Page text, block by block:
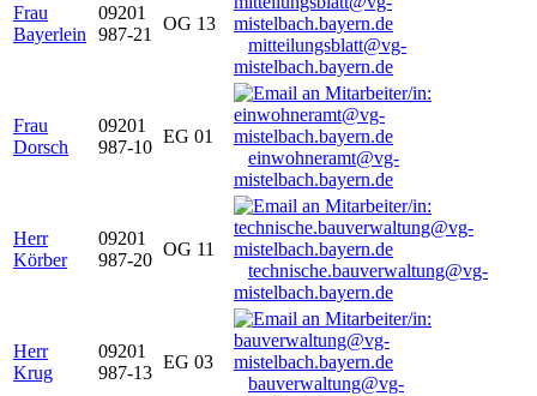
Frau
Bayerlein
09201
987-21
OG 13
mitteilungsblatt@vg-
mistelbach.bayern.de
Frau
Dorsch
09201
987-10
EG 01
einwohneramt@vg-
mistelbach.bayern.de
Herr
Körber
09201
987-20
OG 11
technische.bauverwaltung@vg-
mistelbach.bayern.de
Herr
Krug
09201
987-13
EG 03
bauverwaltung@vg-